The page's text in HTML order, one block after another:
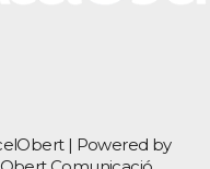
| Powered by